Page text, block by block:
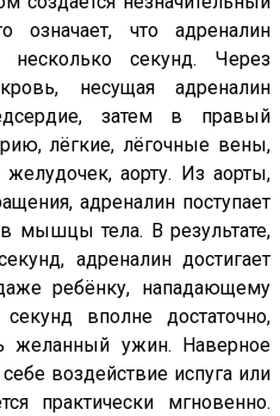
означает, что адреналин
несколько секунд. Через
несущая адреналин
затем в правый
лёгкие, лёгочные вены,
аорту. Из аорты,
адреналин поступает
мышцы тела. В результате,
адреналин достигает
ребёнку, нападающему
вполне достаточно,
желанный ужин. Наверное
воздействие испуга или
практически мгновенно.